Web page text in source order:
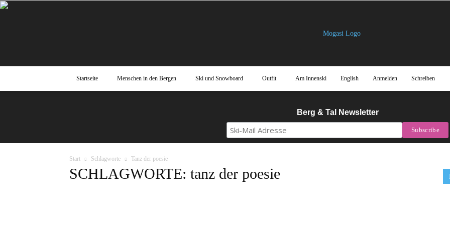
Startseite Menschen in den Bergen Ski und Snowboard Outfit Am Innenski English Anmelden Schreiben
Berg & Tal Newsletter
Start Schlagworte Tanz der poesie
SCHLAGWORTE: tanz der poesie